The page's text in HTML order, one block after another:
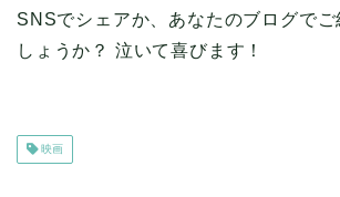
SNSでシェアか、あなたのブログで
しょうか？ 泣いて喜びます！
映画